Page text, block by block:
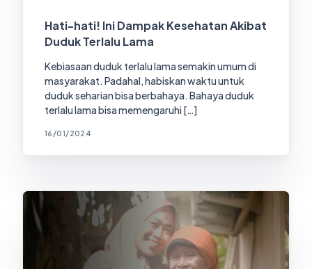
Hati-hati! Ini Dampak Kesehatan Akibat
Duduk Terlalu Lama
Kebiasaan duduk terlalu lama semakin umum di
masyarakat. Padahal, habiskan waktu untuk
duduk seharian bisa berbahaya. Bahaya duduk
terlalu lama bisa memengaruhi […]
16/01/2024